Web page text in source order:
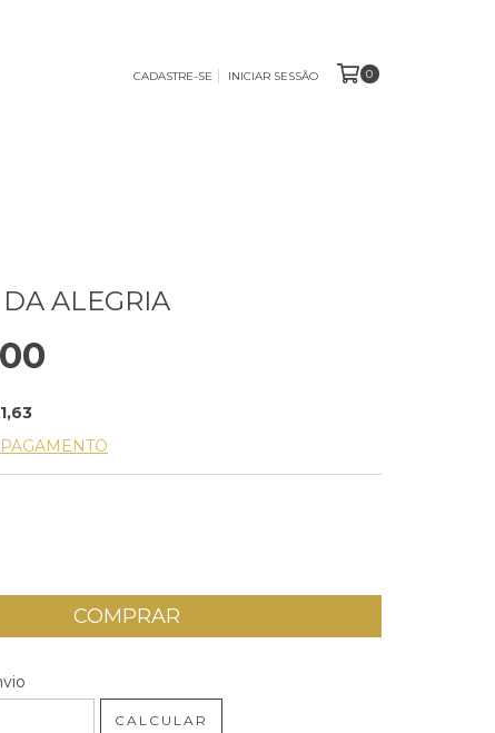
CADASTRE-SE INICIAR SESSÃO 0
ALEGRIA
CALCULAR